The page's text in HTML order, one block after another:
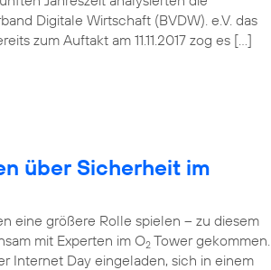
Digitale Wirtschaft (BVDW). e.V. das
zum Auftakt am 11.11.2017 zog es […]
über Sicherheit im
eine größere Rolle spielen – zu diesem
mit Experten im O2 Tower gekommen.
Internet Day eingeladen, sich in einem